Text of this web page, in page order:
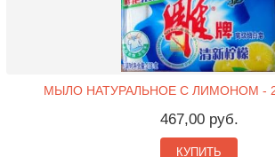
МЫЛО НАТУРАЛЬНОЕ С ЛИМОНОМ -
467,00 руб.
КУПИТЬ